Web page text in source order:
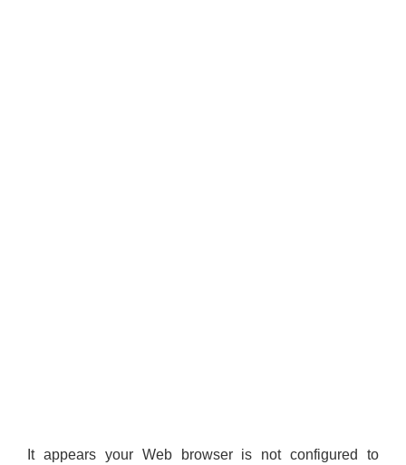
It appears your Web browser is not configured to